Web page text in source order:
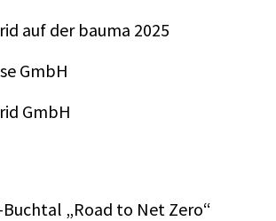
auf der bauma 2025
GmbH
GmbH
„Road to Net Zero“